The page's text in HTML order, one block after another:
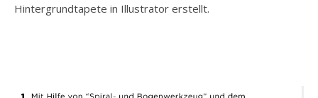
Hintergrundtapete in Illustrator erstellt.